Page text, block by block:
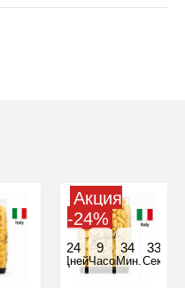
24
Дней
9
Часов
34
Мин.
32
Секунд
Акция
-24%